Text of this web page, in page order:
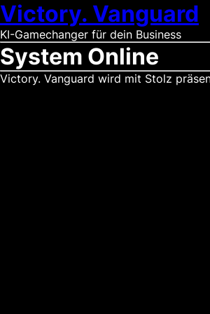
Victory. Vanguard
KI-Gamechanger für dein Business
System Online
Victory. Vanguard wird mit Stolz